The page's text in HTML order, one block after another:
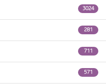
3024
281
711
571